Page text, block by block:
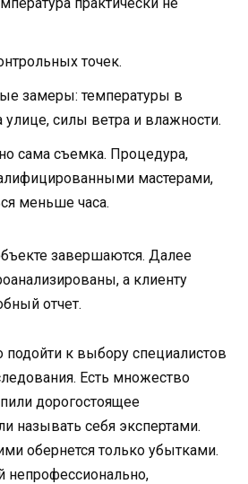
точек.
замеры: температуры в
силы ветра и влажности.
сама съемка. Процедура,
мастерами,
меньше часа.
завершаются. Далее
а клиенту
отчет.
подойти к выбору специалистов
Есть множество
дорогостоящее
называть себя экспертами.
обернется только убытками.
непрофессионально,